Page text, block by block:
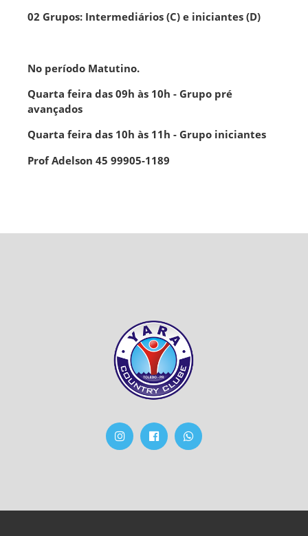
02 Grupos: Intermediários (C) e iniciantes (D)
No período Matutino.
Quarta feira das 09h às 10h - Grupo pré
avançados
Quarta feira das 10h às 11h - Grupo iniciantes
Prof Adelson 45 99905-1189